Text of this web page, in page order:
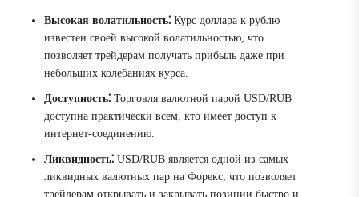
Высокая волатильность⁚ Курс доллара к рублю
известен своей высокой волатильностью, что
позволяет трейдерам получать прибыль даже при
небольших колебаниях курса.
Доступность⁚ Торговля валютной парой USD/RUB
доступна практически всем, кто имеет доступ к
интернет-соединению.
Ликвидность⁚ USD/RUB является одной из самых
ликвидных валютных пар на Форекс, что позволяет
трейдерам открывать и закрывать позиции быстро и